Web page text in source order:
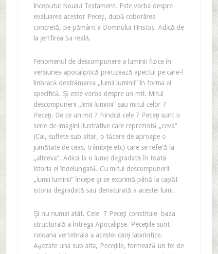
începutul Noului Testament. Este vorba despre
evaluarea acestor Peceţi, după coborârea
concretă, pe pământ a Domnului Hristos. Adică de
la jertfirea Sa reală.
Fenomenul de descompunere a luminii fizice în
versiunea apocaliptică precizează apectul pe care-l
îmbracă destrămarea „lumii luminii” în forma ei
specifică. Şi este vorba despre un mit. Mitul
descompunerii „limii luminii” sau mitul celor 7
Peceţi. De ce un mit ? Fiindcă cele 7 Peceţi sunt o
serie de imagini ilustrative care reprezintă „ceva”
(Cai, suflete sub altar, o tăcere de aproape o
jumătate de ceas, trâmbiţe etc) care se referă la
„altceva”. Adică la o lume degradată în toată
istoria ei îndelungată. Cu mitul descompunerii
„lumii luminii” începe şi se exprimă până la capăt
istoria degradată sau denaturată a acestei lumi.
Şi nu numai atât. Cele 7 Peceţi constituie baza
structurală a întregii Apocalipse. Peceţiile sunt
coloana vertebrală a acestei cărţi labirintice.
Aşezate una sub alta, Peceţiile, formează un fel de